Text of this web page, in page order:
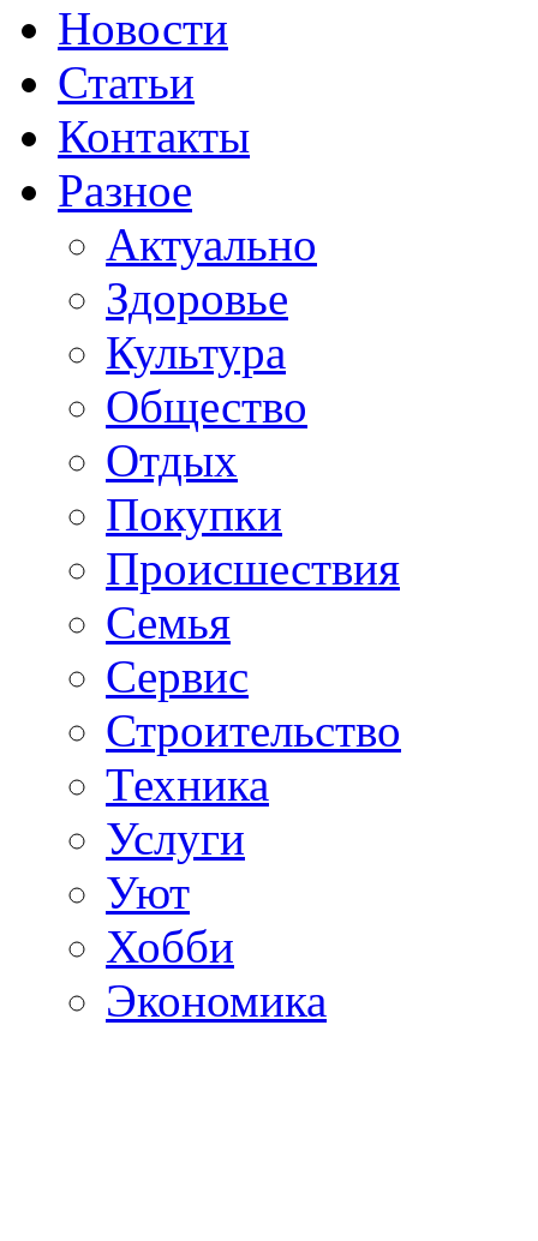
Новости
Статьи
Контакты
Разное
Актуально
Здоровье
Культура
Общество
Отдых
Покупки
Происшествия
Семья
Сервис
Строительство
Техника
Услуги
Уют
Хобби
Экономика